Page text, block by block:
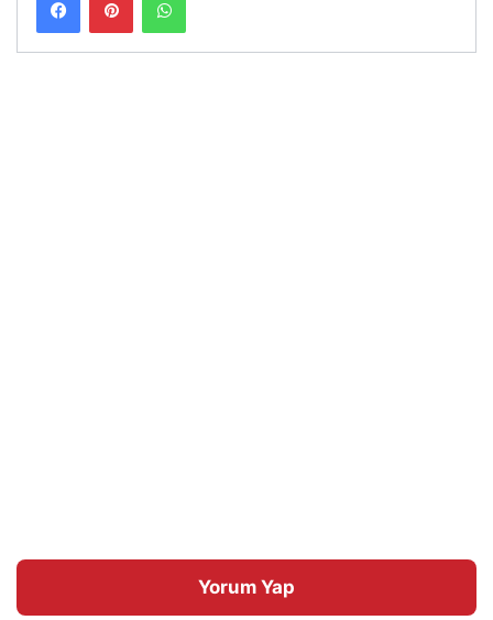
Yorum Yap